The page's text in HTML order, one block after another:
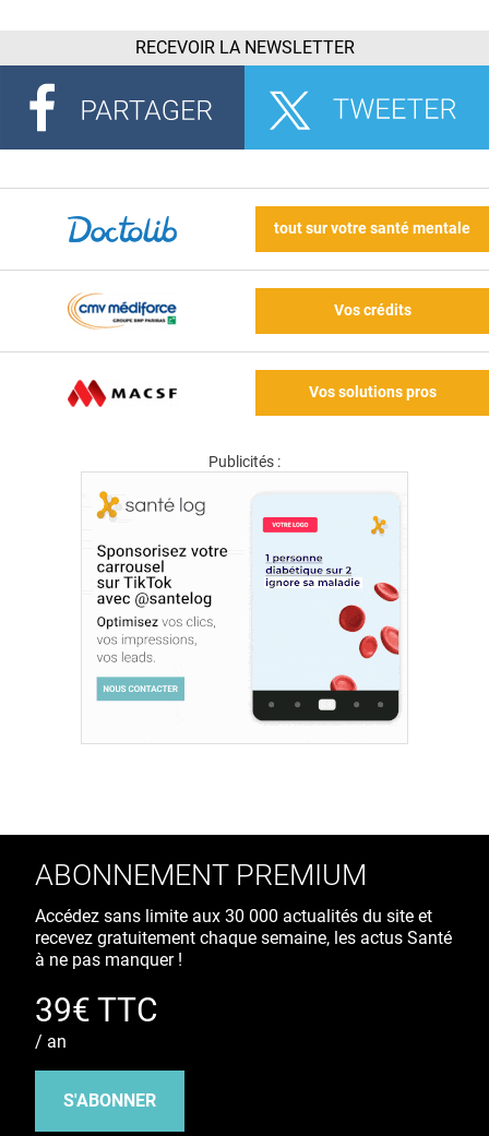
RECEVOIR LA NEWSLETTER
tout sur votre santé mentale
Vos crédits
Vos solutions pros
Publicités :
ABONNEMENT PREMIUM
Accédez sans limite aux 30 000 actualités du site et
recevez gratuitement chaque semaine, les actus Santé
à ne pas manquer !
39€ TTC
/ an
S'ABONNER